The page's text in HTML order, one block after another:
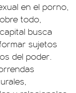
en el porno,
todo,
busca
sujetos
del poder.